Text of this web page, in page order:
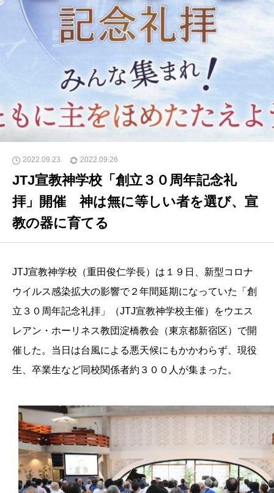
2022.09.23 2022.09.26
JTJ宣教神学校「創立３０周年記念礼
拝」開催 神は無に等しい者を選び、宣
教の器に育てる
JTJ宣教神学校（重田俊仁学長）は１９日、新型コロナ
ウイルス感染拡大の影響で２年間延期になっていた「創
立３０周年記念礼拝」（JTJ宣教神学校主催）をウエス
レアン・ホーリネス教団淀橋教会（東京都新宿区）で開
催した。当日は台風による悪天候にもかかわらず、現役
生、卒業生など同校関係者約３００人が集まった。